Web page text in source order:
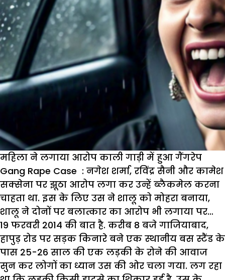
महिला ने लगाया आरोप काली गाड़ी में हुआ गैंगरेप
Gang Rape Case : नगेश शर्मा, रविंद्र सैनी और कामेश
सक्सेना पर झूठा आरोप लगा कर उन्हें ब्लैकमेल करना
चाहता था. इस के लिए उस ने शालू को मोहरा बनाया,
शालू ने दोनों पर बलात्कार का आरोप भी लगाया पर…
19 फरवरी 2014 की बात है. करीब 8 बजे गाजियाबाद,
हापुड़ रोड पर सड़क किनारे बने एक स्थानीय बस स्टैंड के
पास 25-26 साल की एक लड़की के रोने की आवाज
सुन कर लोगों का ध्यान उस की ओर चला गया. लग रहा